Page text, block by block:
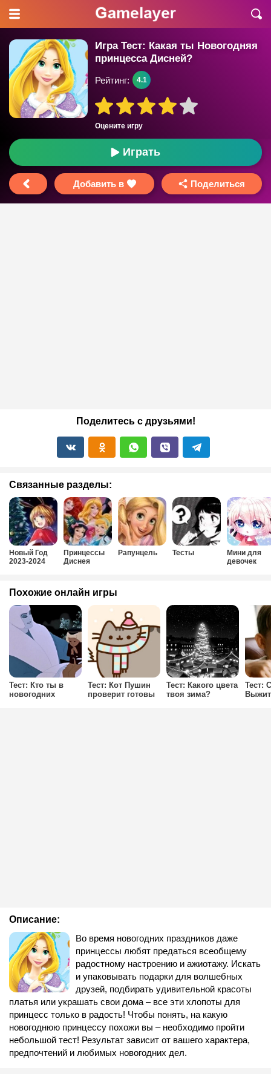
Игра Тест: Какая ты Новогодняя
принцесса Дисней?
Оцените игру
Рейтинг: 4.1
Играть
Добавить в Поделиться
Поделитесь с друзьями!
Связанные разделы:
Новый Год
2023-2024
Принцессы
Диснея
Рапунцель Тесты
Мини для
девочек
Описание:
Во время новогодних праздников даже
принцессы любят предаться всеобщему
радостному настроению и ажиотажу. Искать
и упаковывать подарки для волшебных
друзей, подбирать удивительной красоты
платья или украшать свои дома – все эти хлопоты для
принцесс только в радость! Чтобы понять, на какую
новогоднюю принцессу похожи вы – необходимо пройти
небольшой тест! Результат зависит от вашего характера,
предпочтений и любимых новогодних дел.
Похожие онлайн игры
Тест: Кто ты в
новогодних
Тест: Кот Пушин
проверит готовы
Тест: Какого цвета
твоя зима?
Тест: